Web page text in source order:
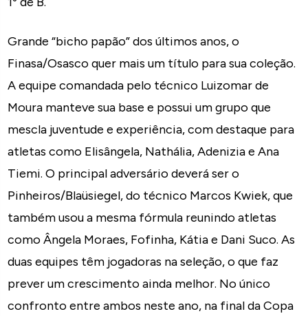
Grande “bicho papão” dos últimos anos, o
Finasa/Osasco quer mais um título para sua coleção.
A equipe comandada pelo técnico Luizomar de
Moura manteve sua base e possui um grupo que
mescla juventude e experiência, com destaque para
atletas como Elisângela, Nathália, Adenizia e Ana
Tiemi. O principal adversário deverá ser o
Pinheiros/Blaüsiegel, do técnico Marcos Kwiek, que
também usou a mesma fórmula reunindo atletas
como Ângela Moraes, Fofinha, Kátia e Dani Suco. As
duas equipes têm jogadoras na seleção, o que faz
prever um crescimento ainda melhor. No único
confronto entre ambos neste ano, na final da Copa